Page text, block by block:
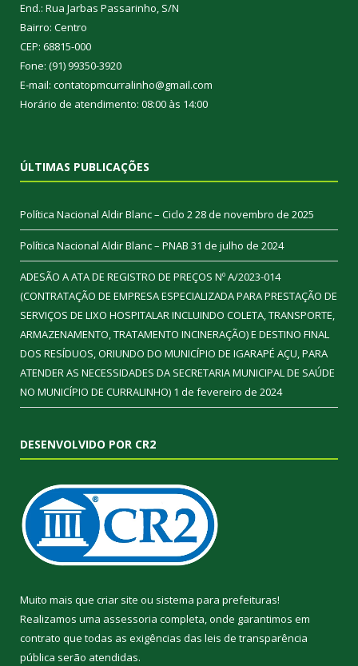
End.: Rua Jarbas Passarinho, S/N
Bairro: Centro
CEP: 68815-000
Fone: (91) 99350-3920
E-mail: contatopmcurralinho@gmail.com
Horário de atendimento: 08:00 às 14:00
ÚLTIMAS PUBLICAÇÕES
Política Nacional Aldir Blanc – Ciclo 228 de novembro de 2025
Política Nacional Aldir Blanc – PNAB 31 de julho de 2024
ADESÃO A ATA DE REGISTRO DE PREÇOS Nº A/2023-014
(CONTRATAÇÃO DE EMPRESA ESPECIALIZADA PARA PRESTAÇÃO DE
SERVIÇOS DE LIXO HOSPITALAR INCLUINDO COLETA, TRANSPORTE,
ARMAZENAMENTO, TRATAMENTO INCINERAÇÃO) E DESTINO FINAL
DOS RESÍDUOS, ORIUNDO DO MUNICÍPIO DE IGARAPÉ AÇU, PARA
ATENDER AS NECESSIDADES DA SECRETARIA MUNICIPAL DE SAÚDE
NO MUNICÍPIO DE CURRALINHO) 1 de fevereiro de 2024
DESENVOLVIDO POR CR2
Muito mais que criar site ou sistema para prefeituras!
Realizamos uma assessoria completa, onde garantimos em
contrato que todas as exigências das leis de transparência
pública serão atendidas.